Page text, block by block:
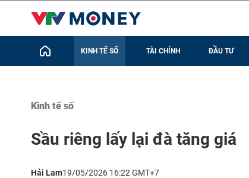
KINH TẾ SỐ TÀI CHÍNH ĐẦU TƯ
Kinh tế số
Sầu riêng lấy lại đà tăng giá
Hải Lam19/05/2026 16:22 GMT+7